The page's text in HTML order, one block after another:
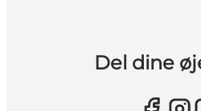
Del dine